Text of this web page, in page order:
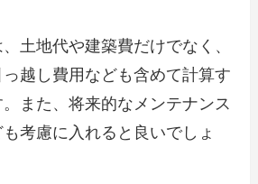
土地代や建築費だけでなく、
越し費用なども含めて計算す
また、将来的なメンテナンス
考慮に入れると良いでしょ